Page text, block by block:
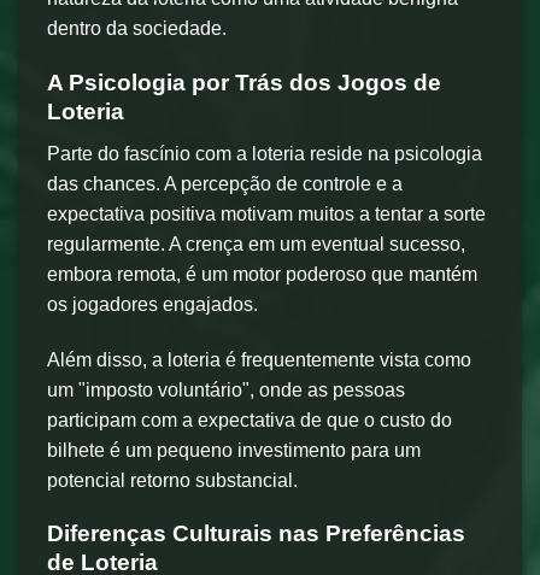
dentro da sociedade.
A Psicologia por Trás dos Jogos de
Loteria
Parte do fascínio com a loteria reside na psicologia
das chances. A percepção de controle e a
expectativa positiva motivam muitos a tentar a sorte
regularmente. A crença em um eventual sucesso,
embora remota, é um motor poderoso que mantém
os jogadores engajados.
Além disso, a loteria é frequentemente vista como
um "imposto voluntário", onde as pessoas
participam com a expectativa de que o custo do
bilhete é um pequeno investimento para um
potencial retorno substancial.
Diferenças Culturais nas Preferências
de Loteria